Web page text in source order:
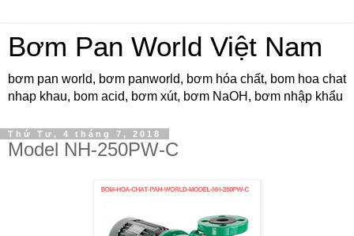
Bơm Pan World Việt Nam
bơm pan world, bơm panworld, bơm hóa chất, bom hoa chat
nhap khau, bom acid, bơm xút, bơm NaOH, bơm nhập khẩu
Thứ Tư, 4 tháng 7, 2018
Model NH-250PW-C